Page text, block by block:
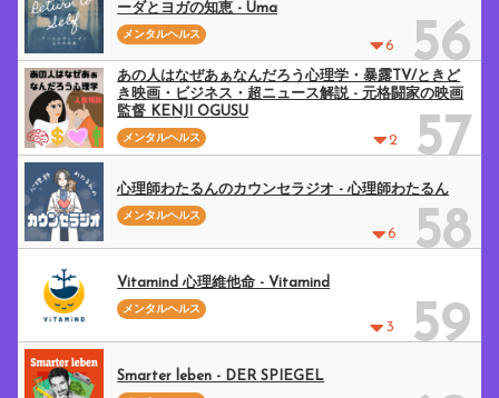
6 56
ーダとヨガの知恵 - Uma
メンタルヘルス
2 57
あの人はなぜあぁなんだろう心理学・暴露TV/ときど
き映画・ビジネス・超ニュース解説 - 元格闘家の映画
監督 KENJI OGUSU
メンタルヘルス
6 58
心理師わたるんのカウンセラジオ - 心理師わたるん
メンタルヘルス
3 59
Vitamind 心理維他命 - Vitamind
メンタルヘルス
Smarter leben - DER SPIEGEL